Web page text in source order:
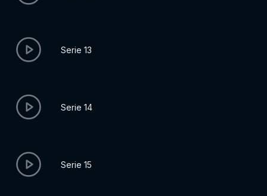
Serie 13
Serie 14
Serie 15